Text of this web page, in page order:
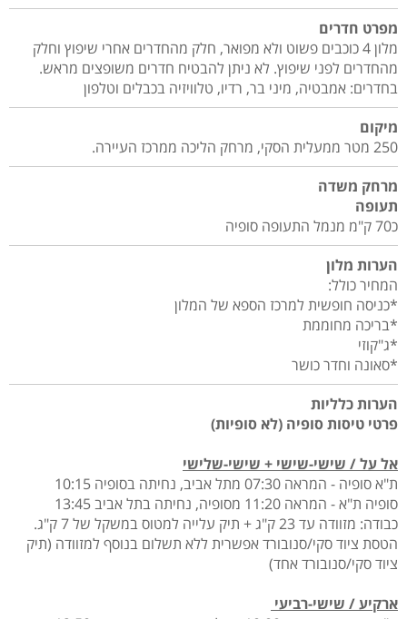
מפרט חדרים
מלון 4 כוכבים פשוט ולא מפואר, חלק מהחדרים אחרי שיפוץ וחלק
מהחדרים לפני שיפוץ. לא ניתן להבטיח חדרים משופצים מראש.
בחדרים: אמבטיה, מיני בר, רדיו, טלוויזיה בכבלים וטלפון
מיקום
250 מטר ממעלית הסקי, מרחק הליכה ממרכז העיירה.
מרחק משדה
תעופה
כ70 ק"מ מנמל התעופה סופיה
הערות מלון
המחיר כולל:
*כניסה חופשית למרכז הספא של המלון
*בריכה מחוממת
*ג"קוזי
*סאונה וחדר כושר
הערות כלליות
פרטי טיסות סופיה (לא סופיות)
אל על / שישי-שישי + שישי-שלישי
ת"א סופיה - המראה 07:30 מתל אביב, נחיתה בסופיה 10:15
סופיה ת"א - המראה 11:20 מסופיה, נחיתה בתל אביב 13:45
כבודה: מזוודה עד 23 ק"ג + תיק עלייה למטוס במשקל של 7 ק"ג.
הטסת ציוד סקי/סנובורד אפשרית ללא תשלום בנוסף למזוודה (תיק
ציוד סקי/סנובורד אחד)
ארקיע / שישי-רביעי